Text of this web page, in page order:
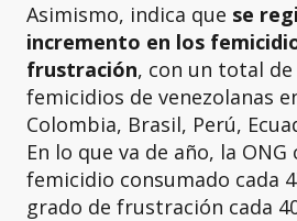
Asimismo, indica que se
incremento en los
frustración, con un total de
femicidios de venezolanas
Colombia, Brasil, Perú,
En lo que va de año, la
femicidio consumado cada
grado de frustración cada